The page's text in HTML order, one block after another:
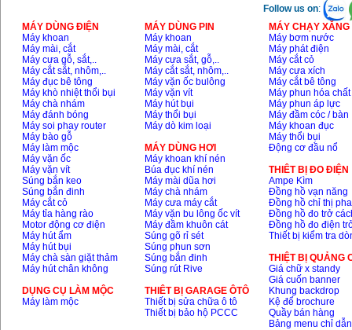
Giá: 1132000
Bảng giá máy khoan
Bosch 2024
Giá:884000VND
Máy khoan Bosch
GBH 2-24RE (790W)
Giá:
Follow us on:
MÁY DÙNG ĐIỆN
Máy khoan
Máy mài, cắt
Máy cưa gỗ, sắt,..
Máy cắt sắt, nhôm,..
Máy đục bê tông
Máy khò nhiệt thổi bụi
Máy chà nhám
Máy đánh bóng
Máy soi phay router
Máy bào gỗ
Máy làm mộc
Máy vặn ốc
Máy vặn vít
Súng bắn keo
Súng bắn đinh
Máy cắt cỏ
Máy tỉa hàng rào
Motor động cơ điện
Máy hút ẩm
Máy hút bụi
Máy chà sàn giặt thảm
Máy hút chân không
DỤNG CỤ LÀM MỘC
Máy làm mộc
MÁY DÙNG PIN
Máy khoan
Máy mài, cắt
Máy cưa sắt, gỗ,..
Máy cắt sắt, nhôm,..
Máy vặn ốc bulông
Máy vặn vít
Máy hút bụi
Máy thổi bụi
Máy dò kim loại
MÁY DÙNG HƠI
Máy khoan khí nén
Búa đục khí nén
Máy mài dũa hơi
Máy chà nhám
Máy cưa máy cắt
Máy vặn bu lông ốc vít
Máy đầm khuôn cát
Súng gõ rỉ sét
Súng phun sơn
Súng bắn đinh
Súng rút Rive
THIÊT BỊ GARAGE ÔTÔ
Thiết bị sửa chữa ô tô
Thiết bị bảo hộ PCCC
MÁY CHẠY
Máy bơm nước
Máy phát điện
Máy cắt cỏ
Máy cưa xích
Máy cắt bê tông
Máy phun hóa chất
Máy phun áp lực
Máy đầm cóc / bàn
Máy khoan đục
Máy thổi bụi
Động cơ đầu nổ
THIÊT BỊ ĐO ĐIỆN
Ampe Kìm
Đồng hồ vạn năng
Đồng hồ chỉ thị pha
Đồng hồ đo trở
Đồng hồ đo điện
Thiết bị kiểm tra
THIỆT BỊ QUẢNG
Giá chữ x standy
Giá cuốn banner
Khung backdrop
Kệ để brochure
Quầy bán hàng
Bảng menu chỉ dẫn